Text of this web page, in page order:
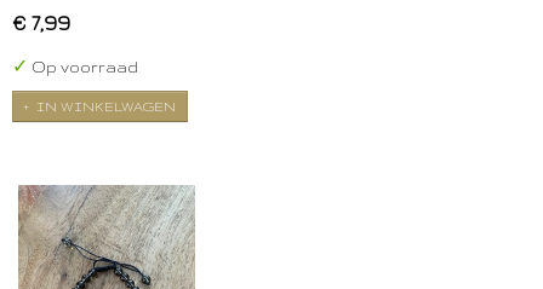
€ 7,99
✓ Op voorraad
IN WINKELWAGEN